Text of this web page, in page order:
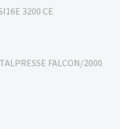
3200 CE
FALCON/2000